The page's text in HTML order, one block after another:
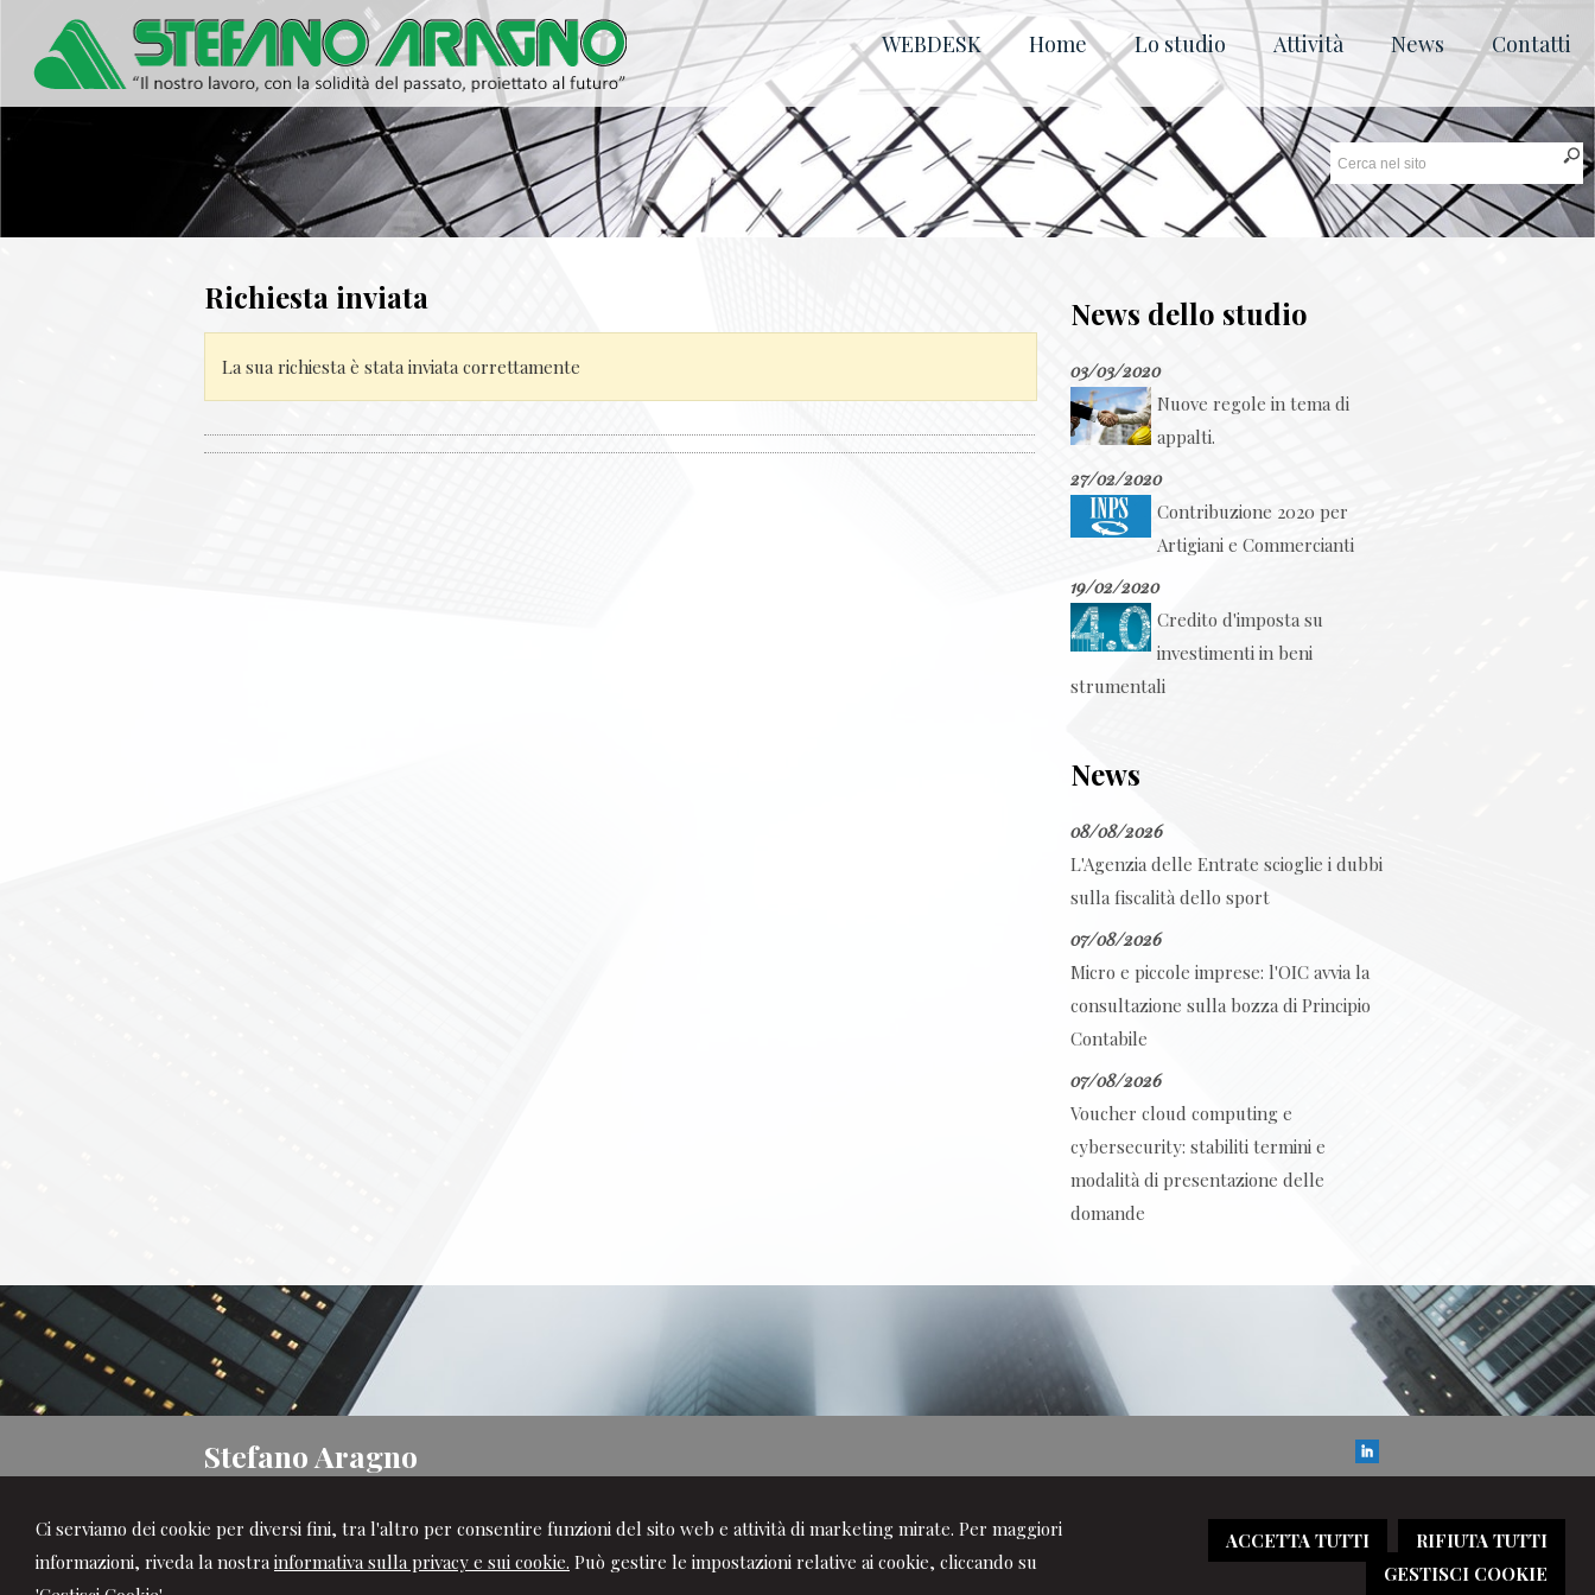
Ci serviamo dei cookie per diversi fini, tra l'altro per consentire funzioni del sito web e attività di marketing mirate. Per maggiori
informazioni, riveda la nostrainformativa sulla privacy e sui cookie. Può gestire le impostazioni relative ai cookie, cliccando su
ACCETTA TUTTI
RIFIUTA TUTTI
GESTISCI COOKIE
WEBDESK Home Lo studio Attività News Contatti
Richiesta inviata
La sua richiesta è stata inviata correttamente
News dello studio
03/03/2020
Nuove regole in tema di
appalti.
27/02/2020
Contribuzione 2020 per
Artigiani e Commercianti
19/02/2020
Credito d'imposta su
investimenti in beni
strumentali
News
08/08/2026
L'Agenzia delle Entrate scioglie i dubbi
sulla fiscalità dello sport
07/08/2026
Micro e piccole imprese: l'OIC avvia la
consultazione sulla bozza di Principio
Contabile
07/08/2026
Voucher cloud computing e
cybersecurity: stabiliti termini e
modalità di presentazione delle
domande
Stefano Aragno
Via Allione, 5 -Savigliano 12038,CN
Tel.0172.22314/5Fax0172.22316